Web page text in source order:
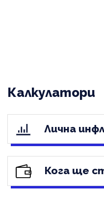
Калкулатори
Лична
Кога ще